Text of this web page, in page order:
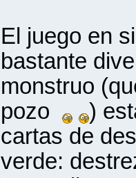
El juego en
bastante
monstruo
pozo
)
cartas de
verde: